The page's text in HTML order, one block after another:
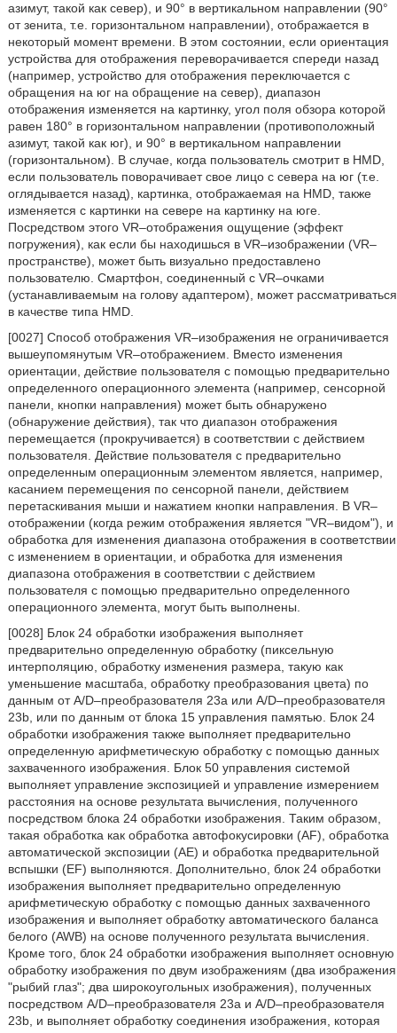
азимут, такой как север), и 90° в вертикальном направлении (90°
от зенита, т.е. горизонтальном направлении), отображается в
некоторый момент времени. В этом состоянии, если ориентация
устройства для отображения переворачивается спереди назад
(например, устройство для отображения переключается с
обращения на юг на обращение на север), диапазон
отображения изменяется на картинку, угол поля обзора которой
равен 180° в горизонтальном направлении (противоположный
азимут, такой как юг), и 90° в вертикальном направлении
(горизонтальном). В случае, когда пользователь смотрит в HMD,
если пользователь поворачивает свое лицо с севера на юг (т.е.
оглядывается назад), картинка, отображаемая на HMD, также
изменяется с картинки на севере на картинку на юге.
Посредством этого VR–отображения ощущение (эффект
погружения), как если бы находишься в VR–изображении (VR–
пространстве), может быть визуально предоставлено
пользователю. Смартфон, соединенный с VR–очками
(устанавливаемым на голову адаптером), может рассматриваться
в качестве типа HMD.
[0027] Способ отображения VR–изображения не ограничивается
вышеупомянутым VR–отображением. Вместо изменения
ориентации, действие пользователя с помощью предварительно
определенного операционного элемента (например, сенсорной
панели, кнопки направления) может быть обнаружено
(обнаружение действия), так что диапазон отображения
перемещается (прокручивается) в соответствии с действием
пользователя. Действие пользователя с предварительно
определенным операционным элементом является, например,
касанием перемещения по сенсорной панели, действием
перетаскивания мыши и нажатием кнопки направления. В VR–
отображении (когда режим отображения является "VR–видом"), и
обработка для изменения диапазона отображения в соответствии
с изменением в ориентации, и обработка для изменения
диапазона отображения в соответствии с действием
пользователя с помощью предварительно определенного
операционного элемента, могут быть выполнены.
[0028] Блок 24 обработки изображения выполняет
предварительно определенную обработку (пиксельную
интерполяцию, обработку изменения размера, такую как
уменьшение масштаба, обработку преобразования цвета) по
данным от A/D–преобразователя 23a или A/D–преобразователя
23b, или по данным от блока 15 управления памятью. Блок 24
обработки изображения также выполняет предварительно
определенную арифметическую обработку с помощью данных
захваченного изображения. Блок 50 управления системой
выполняет управление экспозицией и управление измерением
расстояния на основе результата вычисления, полученного
посредством блока 24 обработки изображения. Таким образом,
такая обработка как обработка автофокусировки (AF), обработка
автоматической экспозиции (AE) и обработка предварительной
вспышки (EF) выполняются. Дополнительно, блок 24 обработки
изображения выполняет предварительно определенную
арифметическую обработку с помощью данных захваченного
изображения и выполняет обработку автоматического баланса
белого (AWB) на основе полученного результата вычисления.
Кроме того, блок 24 обработки изображения выполняет основную
обработку изображения по двум изображениям (два изображения
"рыбий глаз"; два широкоугольных изображения), полученных
посредством A/D–преобразователя 23a и A/D–преобразователя
23b, и выполняет обработку соединения изображения, которая